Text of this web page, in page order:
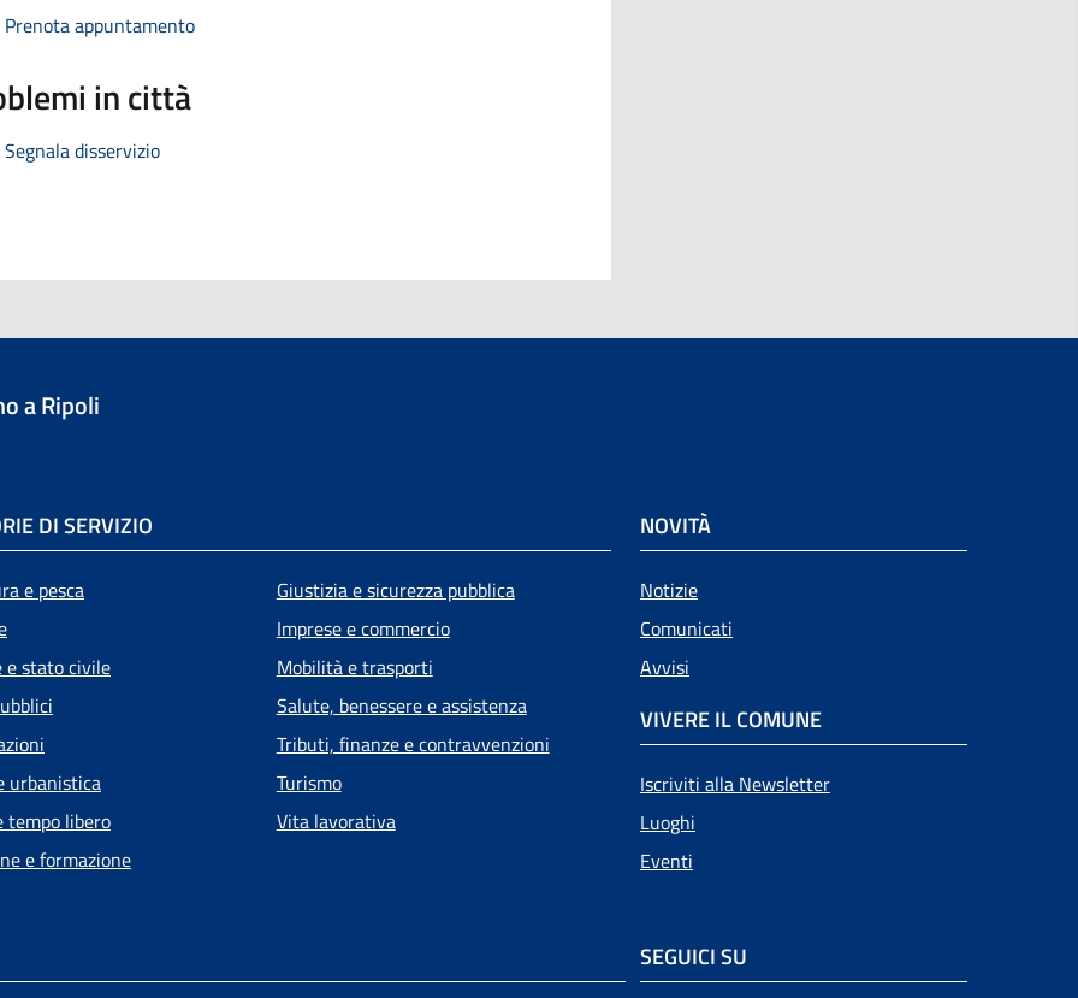
Prenota appuntamento
in città
Segnala disservizio
a Ripoli
DI SERVIZIO
e pesca
e stato civile
urbanistica
tempo libero
e formazione
Giustizia e sicurezza pubblica
Imprese e commercio
Mobilità e trasporti
Salute, benessere e assistenza
Tributi, finanze e contravvenzioni
Turismo
Vita lavorativa
NOVITÀ
Notizie
Comunicati
Avvisi
VIVERE IL COMUNE
Iscriviti alla Newsletter
Luoghi
Eventi
SEGUICI SU